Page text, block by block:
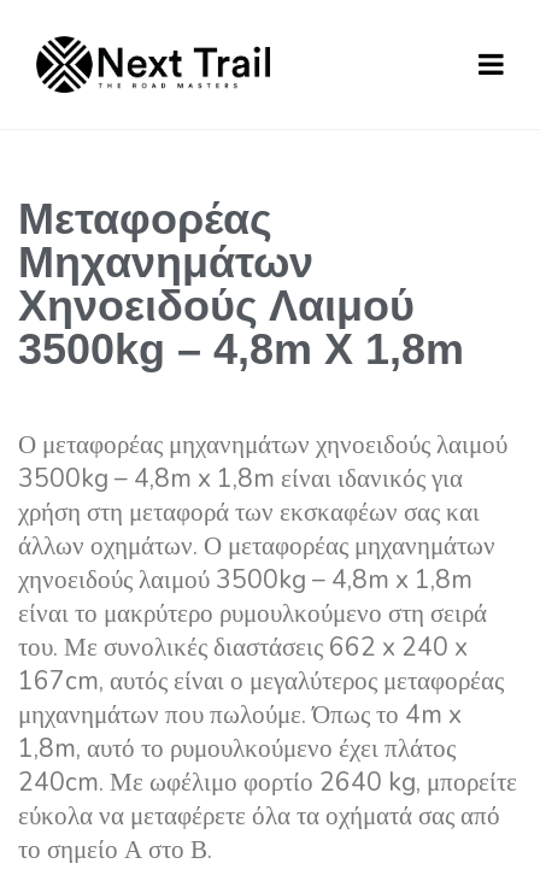
Μεταφορέας
Μηχανημάτων
Χηνοειδούς Λαιμού
3500kg – 4,8m X 1,8m
Ο μεταφορέας μηχανημάτων χηνοειδούς λαιμού
3500kg – 4,8m x 1,8m είναι ιδανικός για
χρήση στη μεταφορά των εκσκαφέων σας και
άλλων οχημάτων. Ο μεταφορέας μηχανημάτων
χηνοειδούς λαιμού 3500kg – 4,8m x 1,8m
είναι το μακρύτερο ρυμουλκούμενο στη σειρά
του. Με συνολικές διαστάσεις 662 x 240 x
167cm, αυτός είναι ο μεγαλύτερος μεταφορέας
μηχανημάτων που πωλούμε. Όπως το 4m x
1,8m, αυτό το ρυμουλκούμενο έχει πλάτος
240cm. Με ωφέλιμο φορτίο 2640 kg, μπορείτε
εύκολα να μεταφέρετε όλα τα οχήματά σας από
το σημείο Α στο Β.